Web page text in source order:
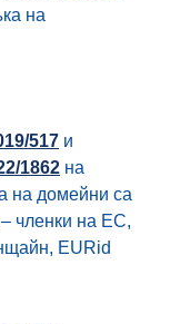
на
517 и
1862 на
на домейни са
членки на ЕС,
EURid